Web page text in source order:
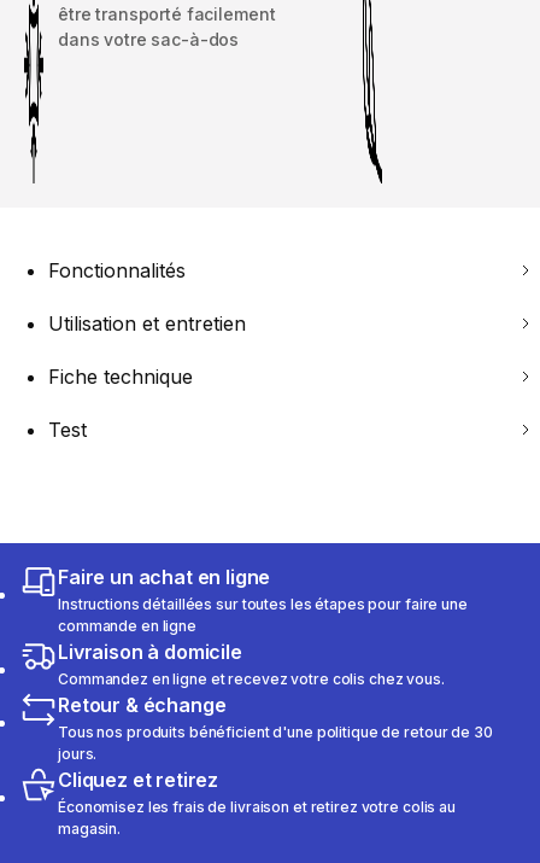
être transporté facilement
dans votre sac-à-dos
Fonctionnalités
Utilisation et entretien
Fiche technique
Test
Faire un achat en ligne
Instructions détaillées sur toutes les étapes pour faire une
commande en ligne
Livraison à domicile
Commandez en ligne et recevez votre colis chez vous.
Retour & échange
Tous nos produits bénéficient d'une politique de retour de 30
jours.
Cliquez et retirez
Économisez les frais de livraison et retirez votre colis au
magasin.